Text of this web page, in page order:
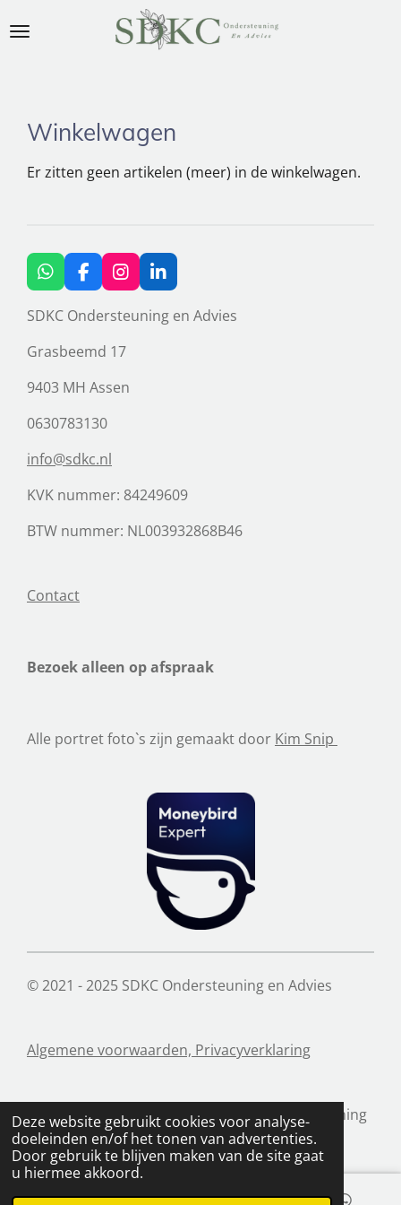
Deze website gebruikt cookies voor analyse-
doeleinden en/of het tonen van advertenties.
Door gebruik te blijven maken van de site gaat
u hiermee akkoord.
direct
Winkelwagen
Er zitten geen artikelen (meer) in de winkelwagen.
W
h
a
s
A
p
p
F
a
c
b
o
o
k
I
n
s
a
g
r
a
L
i
n
k
SDKC Ondersteuning en Advies
Grasbeemd 17
9403 MH Assen
0630783130
info@sdkc.nl
KVK nummer: 84249609
BTW nummer: NL003932868B46
Contact
Bezoek alleen op afspraak
Alle portret foto`s zijn gemaakt door Kim Snip
© 2021 - 2025 SDKC Ondersteuning en Advies
Algemene voorwaarden, Privacyverklaring
Cijfer Liefde is onderdeel van SDKC Ondersteuning
en Advies.